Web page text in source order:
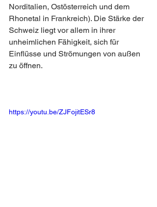
Norditalien, Ostösterreich und dem
Rhonetal in Frankreich). Die Stärke der
Schweiz liegt vor allem in ihrer
unheimlichen Fähigkeit, sich für
Einflüsse und Strömungen von außen
zu öffnen.
https://youtu.be/ZJFojitESr8